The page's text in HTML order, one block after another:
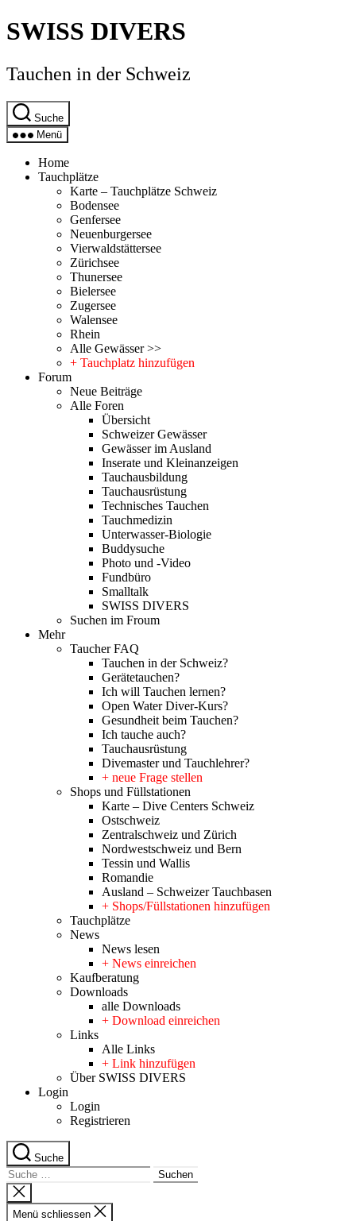
Direkt
zum
wechseln
SWISS DIVERS
Tauchen in der Schweiz
Suche
Menü
Home
Tauchplätze
Karte – Tauchplätze Schweiz
Bodensee
Genfersee
Neuenburgersee
Vierwaldstättersee
Zürichsee
Thunersee
Bielersee
Zugersee
Walensee
Rhein
Alle Gewässer >>
+ Tauchplatz hinzufügen
Forum
Neue Beiträge
Alle Foren
Übersicht
Schweizer Gewässer
Gewässer im Ausland
Inserate und Kleinanzeigen
Tauchausbildung
Tauchausrüstung
Technisches Tauchen
Tauchmedizin
Unterwasser-Biologie
Buddysuche
Photo und -Video
Fundbüro
Smalltalk
SWISS DIVERS
Suchen im Froum
Mehr
Taucher FAQ
Tauchen in der Schweiz?
Gerätetauchen?
Ich will Tauchen lernen?
Open Water Diver-Kurs?
Gesundheit beim Tauchen?
Ich tauche auch?
Tauchausrüstung
Divemaster und Tauchlehrer?
+ neue Frage stellen
Shops und Füllstationen
Karte – Dive Centers Schweiz
Ostschweiz
Zentralschweiz und Zürich
Nordwestschweiz und Bern
Tessin und Wallis
Romandie
Ausland – Schweizer Tauchbasen
+ Shops/Füllstationen hinzufügen
Tauchplätze
News
News lesen
+ News einreichen
Kaufberatung
Downloads
alle Downloads
+ Download einreichen
Links
Alle Links
+ Link hinzufügen
Über SWISS DIVERS
Login
Login
Registrieren
Suche
Suche
nach:
Suche
schliessen
Menü schliessen